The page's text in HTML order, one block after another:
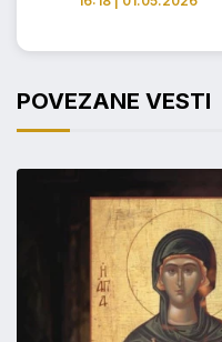
POVEZANE VESTI